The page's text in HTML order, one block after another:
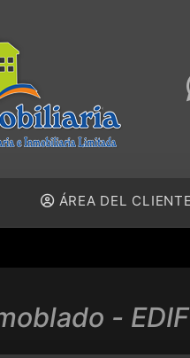
ÁREA DEL CLIENTE
-